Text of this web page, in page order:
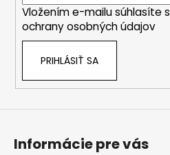
Vložením e-mailu súhlasíte s
ochrany osobných údajov
PRIHLÁSIŤ SA
Informácie pre vás